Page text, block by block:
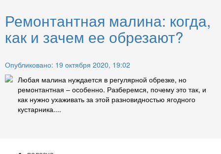
Ремонтантная малина: когда,
как и зачем ее обрезают?
Опубликовано: 19 октября 2020, 19:02
Любая малина нуждается в регулярной обрезке, но
ремонтантная – особенно. Разберемся, почему это так, и
как нужно ухаживать за этой разновидностью ягодного
кустарника....